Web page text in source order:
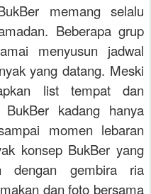
memang selalu
Beberapa grup
menyusun jadwal
yang datang. Meski
list tempat dan
kadang hanya
momen lebaran
konsep BukBer yang
dengan gembira ria
dan foto bersama